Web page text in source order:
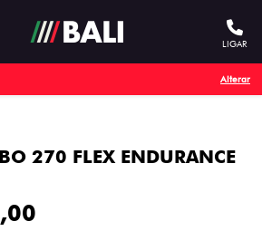
LIGAR
Alterar
270 FLEX ENDURANCE